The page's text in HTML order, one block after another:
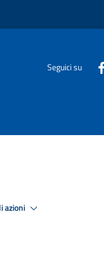
Seguici su
azioni